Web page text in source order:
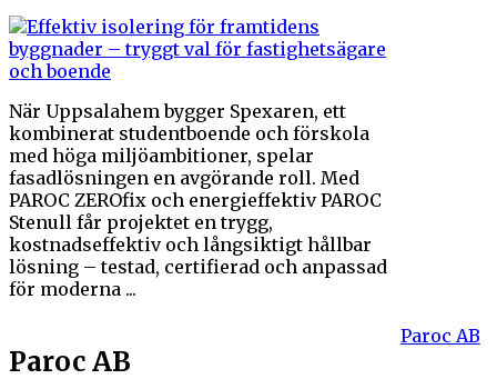
När Uppsalahem bygger Spexaren, ett
kombinerat studentboende och förskola
med höga miljöambitioner, spelar
fasadlösningen en avgörande roll. Med
PAROC ZEROfix och energieffektiv PAROC
Stenull får projektet en trygg,
kostnadseffektiv och långsiktigt hållbar
lösning – testad, certifierad och anpassad
för moderna ...
Paroc AB
Paroc AB